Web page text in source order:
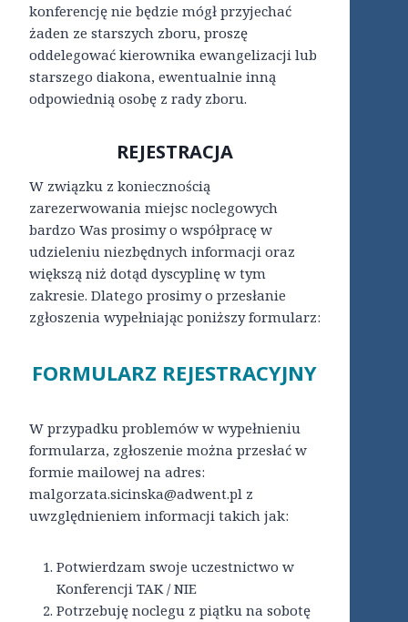
konferencję nie będzie mógł przyjechać
żaden ze starszych zboru, proszę
oddelegować kierownika ewangelizacji lub
starszego diakona, ewentualnie inną
odpowiednią osobę z rady zboru.
REJESTRACJA
W związku z koniecznością
zarezerwowania miejsc noclegowych
bardzo Was prosimy o współpracę w
udzieleniu niezbędnych informacji oraz
większą niż dotąd dyscyplinę w tym
zakresie. Dlatego prosimy o przesłanie
zgłoszenia wypełniając poniższy formularz:
FORMULARZ REJESTRACYJNY
W przypadku problemów w wypełnieniu
formularza, zgłoszenie można przesłać w
formie mailowej na adres:
malgorzata.sicinska@adwent.pl z
uwzględnieniem informacji takich jak:
Potwierdzam swoje uczestnictwo w
Konferencji TAK / NIE
Potrzebuję noclegu z piątku na sobotę